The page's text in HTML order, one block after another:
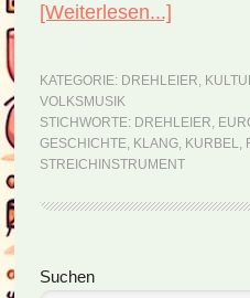
[Weiterlesen...]
Einblicke
das
KATEGORIE: DREHLEIER,
VOLKSMUSIK
STICHWORTE: DREHLEIER,
GESCHICHTE, KLANG, KURBEL,
STREICHINSTRUMENT
Seitenspalte
Suchen